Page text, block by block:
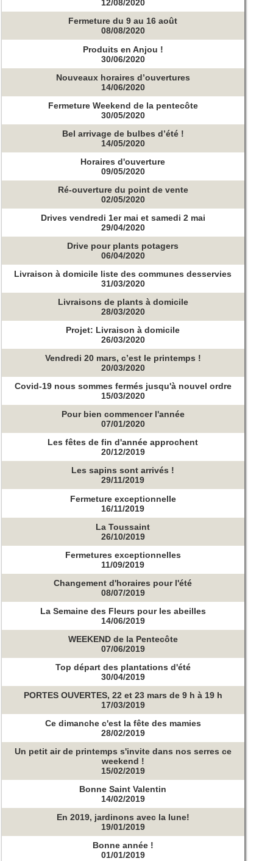
12/08/2020
Fermeture du 9 au 16 août
08/08/2020
Produits en Anjou !
30/06/2020
Nouveaux horaires d’ouvertures
14/06/2020
Fermeture Weekend de la pentecôte
30/05/2020
Bel arrivage de bulbes d’été !
14/05/2020
Horaires d'ouverture
09/05/2020
Ré-ouverture du point de vente
02/05/2020
Drives vendredi 1er mai et samedi 2 mai
29/04/2020
Drive pour plants potagers
06/04/2020
Livraison à domicile liste des communes desservies
31/03/2020
Livraisons de plants à domicile
28/03/2020
Projet: Livraison à domicile
26/03/2020
Vendredi 20 mars, c’est le printemps !
20/03/2020
Covid-19 nous sommes fermés jusqu'à nouvel ordre
15/03/2020
Pour bien commencer l'année
07/01/2020
Les fêtes de fin d'année approchent
20/12/2019
Les sapins sont arrivés !
29/11/2019
Fermeture exceptionnelle
16/11/2019
La Toussaint
26/10/2019
Fermetures exceptionnelles
11/09/2019
Changement d'horaires pour l'été
08/07/2019
La Semaine des Fleurs pour les abeilles
14/06/2019
WEEKEND de la Pentecôte
07/06/2019
Top départ des plantations d'été
30/04/2019
PORTES OUVERTES, 22 et 23 mars de 9 h à 19 h
17/03/2019
Ce dimanche c'est la fête des mamies
28/02/2019
Un petit air de printemps s'invite dans nos serres ce
weekend !
15/02/2019
Bonne Saint Valentin
14/02/2019
En 2019, jardinons avec la lune!
19/01/2019
Bonne année !
01/01/2019